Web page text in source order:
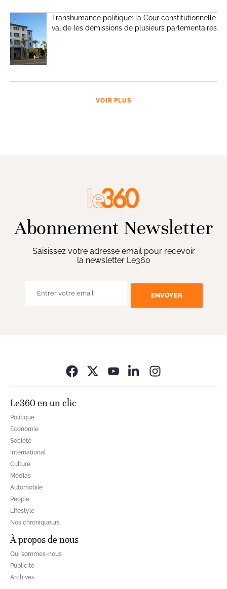
Transhumance politique: la Cour constitutionnelle
valide les démissions de plusieurs parlementaires
VOIR PLUS
Abonnement Newsletter
Saisissez votre adresse email pour recevoir
la newsletter Le360
ENVOYER
Le360 en un clic
Politique
Economie
Société
International
Culture
Médias
Automobile
People
Lifestyle
Nos chroniqueurs
À propos de nous
Qui sommes-nous
Publicité
Archives